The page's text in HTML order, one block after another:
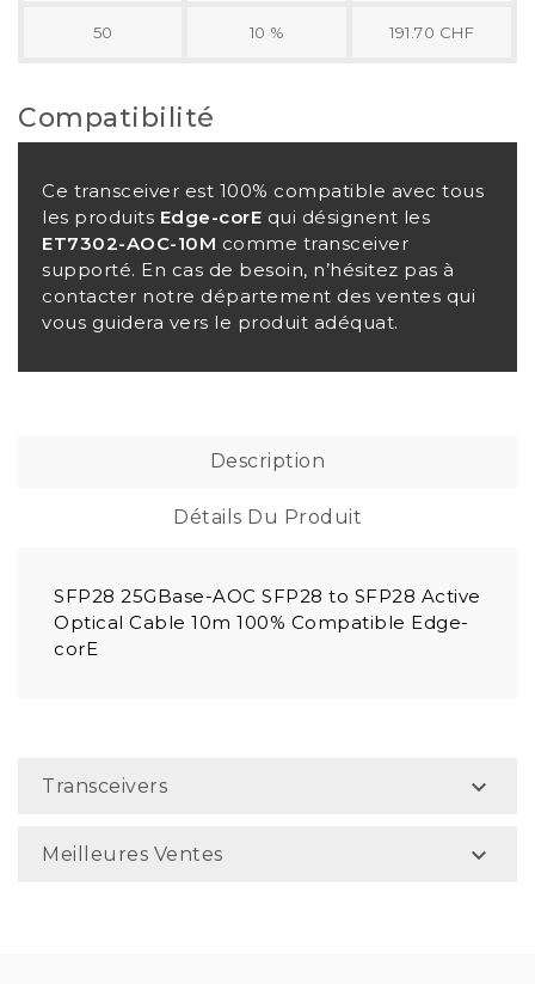
50 10 % 191.70 CHF
Compatibilité
Ce transceiver est 100% compatible avec tous
les produits Edge-corE qui désignent les
ET7302-AOC-10M comme transceiver
supporté. En cas de besoin, n’hésitez pas à
contacter notre département des ventes qui
vous guidera vers le produit adéquat.
Description
Détails Du Produit
SFP28 25GBase-AOC SFP28 to SFP28 Active
Optical Cable 10m 100% Compatible Edge-
corE
Transceivers 
Meilleures Ventes 